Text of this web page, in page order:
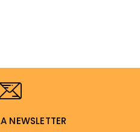
NEWSLETTER